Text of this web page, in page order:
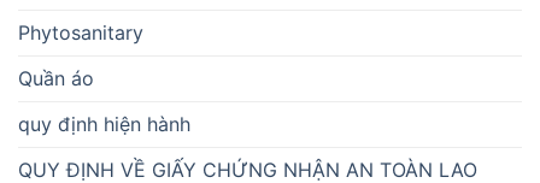
Phytosanitary
Quần áo
quy định hiện hành
QUY ĐỊNH VỀ GIẤY CHỨNG NHẬN AN TOÀN LAO